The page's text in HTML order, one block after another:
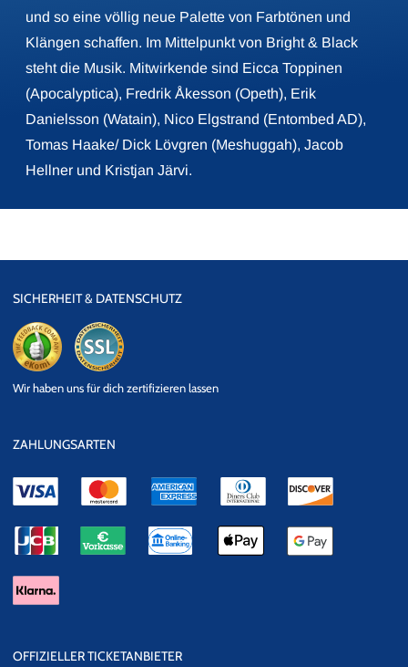
und so eine völlig neue Palette von Farbtönen und
Klängen schaffen. Im Mittelpunkt von Bright & Black
steht die Musik. Mitwirkende sind Eicca Toppinen
(Apocalyptica), Fredrik Åkesson (Opeth), Erik
Danielsson (Watain), Nico Elgstrand (Entombed AD),
Tomas Haake/ Dick Lövgren (Meshuggah), Jacob
Hellner und Kristjan Järvi.
SICHERHEIT & DATENSCHUTZ
Datensicherheit
Wir haben uns für dich zertifizieren lassen
ZAHLUNGSARTEN
OFFIZIELLER TICKETANBIETER